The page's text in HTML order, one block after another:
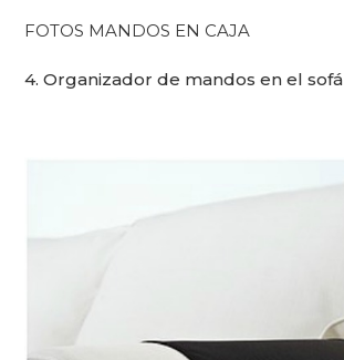
FOTOS MANDOS EN CAJA
4. Organizador de mandos en el sofá